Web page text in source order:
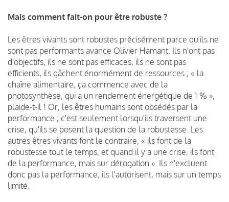
Mais comment fait-on pour être robuste ?
Les êtres vivants sont robustes précisément parce qu'ils ne
sont pas performants avance Olivier Hamant. Ils n'ont pas
d'objectifs, ils ne sont pas efficaces, ils ne sont pas
efficients, ils gâchent énormément de ressources ; « la
chaîne alimentaire, ça commence avec de la
photosynthèse, qui a un rendement énergétique de 1 % »,
plaide-t-il ! Or, les êtres humains sont obsédés par la
performance ; c'est seulement lorsqu'ils traversent une
crise, qu'ils se posent la question de la robustesse. Les
autres êtres vivants font le contraire, « ils font de la
robustesse tout le temps, et quand il y a une crise, ils font
de la performance, mais sur dérogation ». Ils n'excluent
donc pas la performance, ils l'autorisent, mais sur un temps
limité.